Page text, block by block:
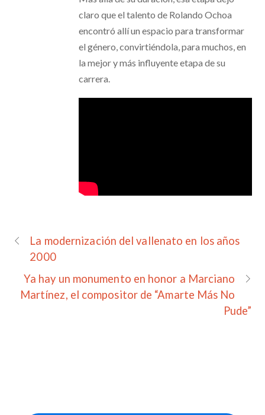
claro que el talento de Rolando Ochoa
encontró allí un espacio para transformar
el género, convirtiéndola, para muchos, en
la mejor y más influyente etapa de su
carrera.
La modernización del vallenato en los años
2000
Ya hay un monumento en honor a Marciano
Martínez, el compositor de “Amarte Más No
Pude”